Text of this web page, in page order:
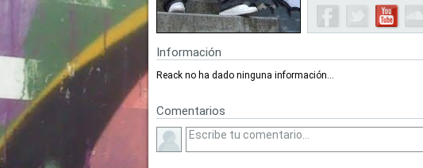
Información
Reack no ha dado ninguna información...
Comentarios